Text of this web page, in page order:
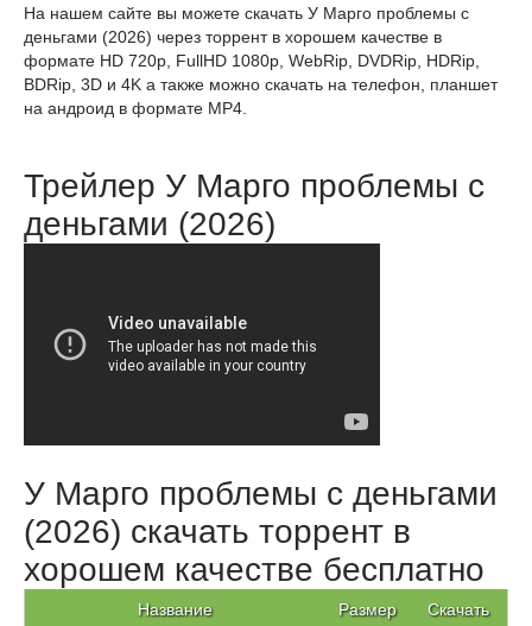
На нашем сайте вы можете скачать У Марго проблемы с
деньгами (2026) через торрент в хорошем качестве в
формате HD 720p, FullHD 1080p, WebRip, DVDRip, HDRip,
BDRip, 3D и 4K а также можно скачать на телефон, планшет
на андроид в формате MP4.
Трейлер У Марго проблемы с
деньгами (2026)
У Марго проблемы с деньгами
(2026) скачать торрент в
хорошем качестве бесплатно
Название Размер Скачать